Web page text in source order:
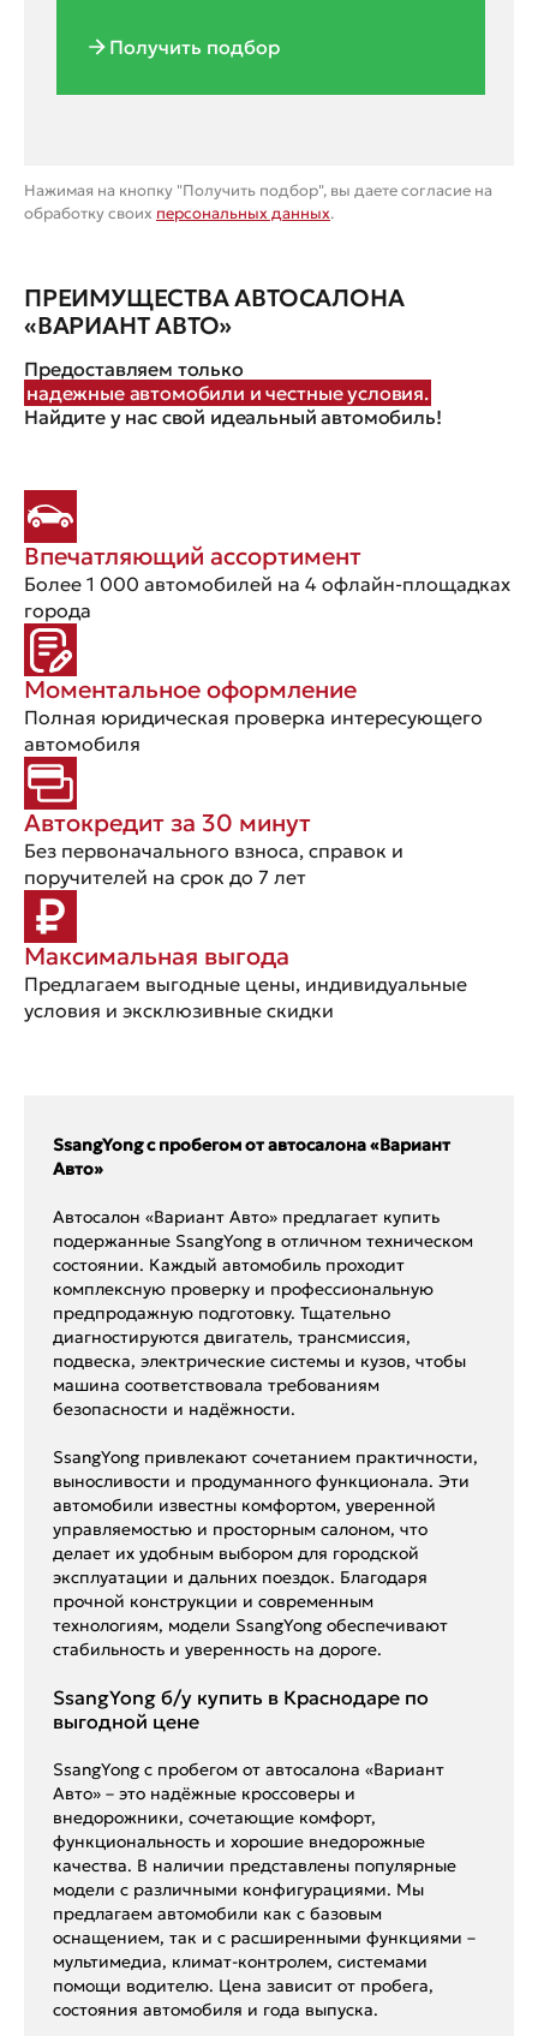
Получить подбор
Нажимая на кнопку "Получить подбор", вы даете согласие на
обработку своих персональных данных.
ПРЕИМУЩЕСТВА АВТОСАЛОНА
«ВАРИАНТ АВТО»
Предоставляем только
надежные автомобили и честные условия.
Найдите у нас свой идеальный автомобиль!
Впечатляющий ассортимент
Более 1 000 автомобилей на 4 офлайн-площадках
города
Моментальное оформление
Полная юридическая проверка интересующего
автомобиля
Автокредит за 30 минут
Без первоначального взноса, справок и
поручителей на срок до 7 лет
Максимальная выгода
Предлагаем выгодные цены, индивидуальные
условия и эксклюзивные скидки
SsangYong с пробегом от автосалона «Вариант
Авто»
Автосалон «Вариант Авто» предлагает купить
подержанные SsangYong в отличном техническом
состоянии. Каждый автомобиль проходит
комплексную проверку и профессиональную
предпродажную подготовку. Тщательно
диагностируются двигатель, трансмиссия,
подвеска, электрические системы и кузов, чтобы
машина соответствовала требованиям
безопасности и надёжности.
SsangYong привлекают сочетанием практичности,
выносливости и продуманного функционала. Эти
автомобили известны комфортом, уверенной
управляемостью и просторным салоном, что
делает их удобным выбором для городской
эксплуатации и дальних поездок. Благодаря
прочной конструкции и современным
технологиям, модели SsangYong обеспечивают
стабильность и уверенность на дороге.
SsangYong б/у купить в Краснодаре по
выгодной цене
SsangYong с пробегом от автосалона «Вариант
Авто» – это надёжные кроссоверы и
внедорожники, сочетающие комфорт,
функциональность и хорошие внедорожные
качества. В наличии представлены популярные
модели с различными конфигурациями. Мы
предлагаем автомобили как с базовым
оснащением, так и с расширенными функциями –
мультимедиа, климат-контролем, системами
помощи водителю. Цена зависит от пробега,
состояния автомобиля и года выпуска.